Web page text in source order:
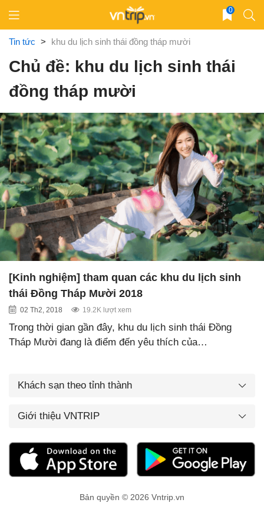
content
0
Tin tức > khu du lịch sinh thái đồng tháp mười
Chủ đề: khu du lịch sinh thái
đồng tháp mười
[Kinh nghiệm] tham quan các khu du lịch sinh
thái Đồng Tháp Mười 2018
02 Th2, 2018 19.2K lượt xem
Trong thời gian gần đây, khu du lịch sinh thái Đồng
Tháp Mười đang là điểm đến yêu thích của…
Khách sạn theo tỉnh thành
Giới thiệu VNTRIP
Bản quyền © 2026 Vntrip.vn